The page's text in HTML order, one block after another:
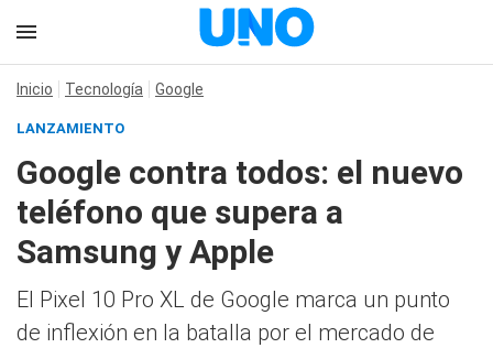
Inicio Tecnología Google
LANZAMIENTO
Google contra todos: el nuevo
teléfono que supera a
Samsung y Apple
El Pixel 10 Pro XL de Google marca un punto
de inflexión en la batalla por el mercado de